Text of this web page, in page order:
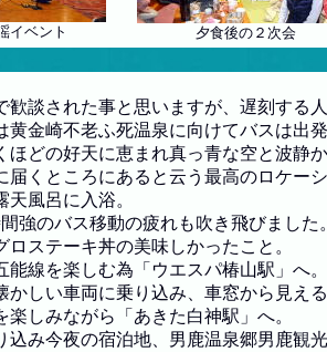
イベント 夕食後の２次会
談された事と思いますが、遅刻する人
黄金崎不老ふ死温泉に向けてバスは出
どの好天に恵まれ真っ青な空と波静か
届くところにあると云う最高のロケーシ
風呂に入浴。
強のバス移動の疲れも吹き飛びました
ステーキ丼の美味しかったこと。
線を楽しむ為「ウエスパ椿山駅」へ。
しい車両に乗り込み、車窓から見える
しみながら「あきた白神駅」へ。
み今夜の宿泊地、男鹿温泉郷男鹿観光